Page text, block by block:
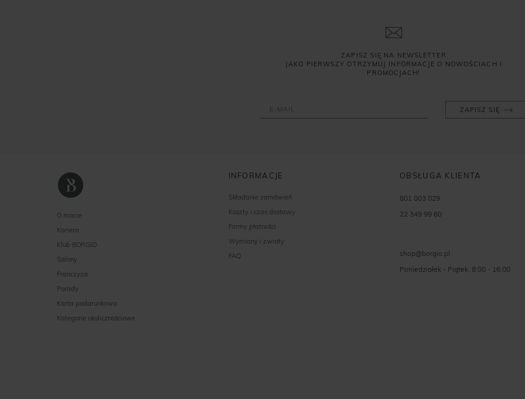
ZAPISZ SIĘ NA NEWSLETTER
JAKO PIERWSZY OTRZYMUJ INFORMACJE O NOWOŚCIACH I
PROMOCJACH!
ZAPISZ SIĘ
O marce
Kariera
Klub BORGIO
Salony
Franczyza
Porady
Karta podarunkowa
Kategorie okolicznościowe
INFORMACJE
Składanie zamówień
Koszty i czas dostawy
Formy płatności
Wymiany i zwroty
FAQ
OBSŁUGA KLIENTA
801 003 029
22 349 99 60
shop@borgio.pl
Poniedziałek - Piątek: 8:00 - 16:00